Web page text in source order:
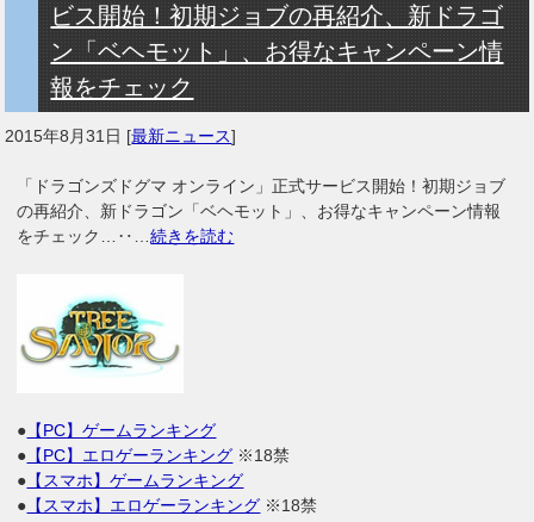
ビス開始！初期ジョブの再紹介、新ドラゴ
ン「ベヘモット」、お得なキャンペーン情
報をチェック
2015年8月31日 [最新ニュース]
「ドラゴンズドグマ オンライン」正式サービス開始！初期ジョブ
の再紹介、新ドラゴン「ベヘモット」、お得なキャンペーン情報
をチェック…‥…続きを読む
● 【PC】ゲームランキング
● 【PC】エロゲーランキング ※18禁
● 【スマホ】ゲームランキング
● 【スマホ】エロゲーランキング ※18禁